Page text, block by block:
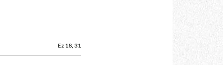
Ez 18, 31